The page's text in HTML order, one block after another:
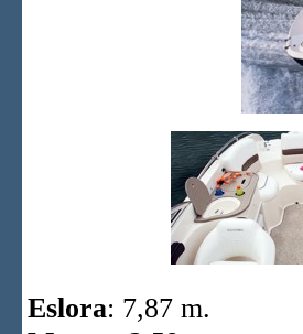
Eslora: 7,87 m.